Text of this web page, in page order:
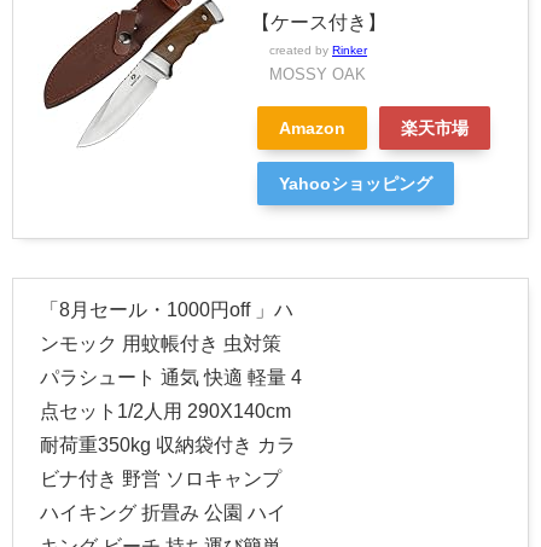
【ケース付き】
created by Rinker
MOSSY OAK
Amazon 楽天市場
Yahooショッピング
「8月セール・1000円off 」ハ
ンモック 用蚊帳付き 虫対策
パラシュート 通気 快適 軽量 4
点セット1/2人用 290X140cm
耐荷重350kg 収納袋付き カラ
ビナ付き 野営 ソロキャンプ
ハイキング 折畳み 公園 ハイ